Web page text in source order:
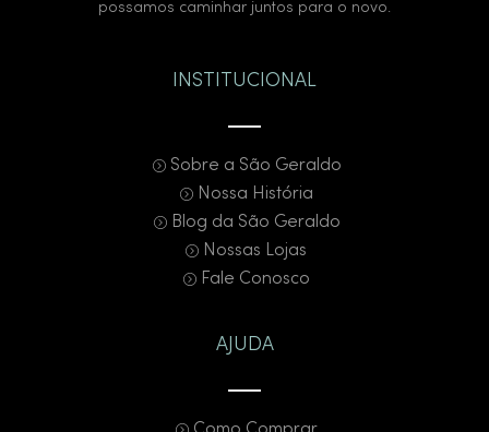
possamos caminhar juntos para o novo.
INSTITUCIONAL
Sobre a São Geraldo
Nossa História
Blog da São Geraldo
Nossas Lojas
Fale Conosco
AJUDA